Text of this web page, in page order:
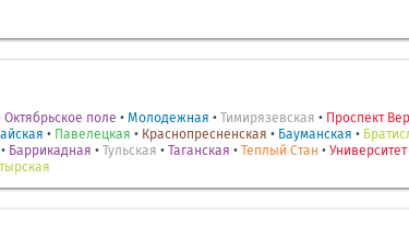
Октябрьское поле • Молодежная • Тимирязевская • Проспект
• Павелецкая • Краснопресненская • Бауманская •
• Баррикадная • Тульская • Таганская • Теплый Стан • Университет